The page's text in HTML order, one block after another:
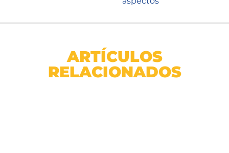
ARTÍCULOS
RELACIONADOS